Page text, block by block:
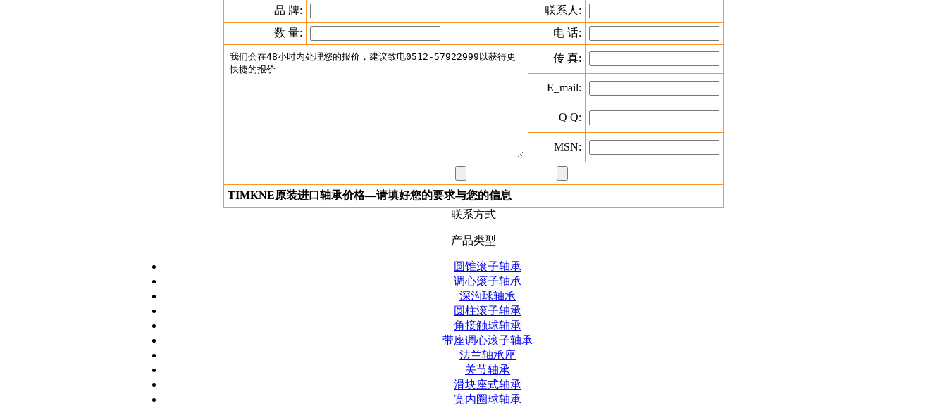
品 牌:
联系人:
数 量:
电 话:
传 真:
E_mail:
Q Q:
MSN:
TIMKNE原装进口轴承价格—请填好您的要求与您的信息
联系方式
产品类型
圆锥滚子轴承
调心滚子轴承
深沟球轴承
圆柱滚子轴承
角接触球轴承
带座调心滚子轴承
法兰轴承座
关节轴承
滑块座式轴承
宽内圈球轴承